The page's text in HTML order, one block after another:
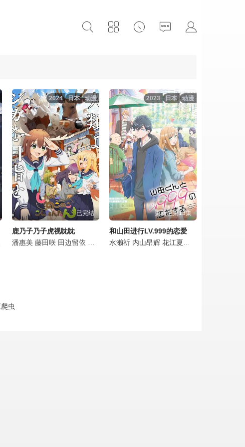
土屋李央 川口莉奈 寺泽百花 大森綺星 小林龙之 齐藤渚
沙织 钉宫理惠 Rie Kugimiya
峰田茉优 田中有纪 幸村惠理 北原沙弥香 和久井优 土屋李央
动漫
日本
2024
已完结
鹿乃子乃子虎视眈眈
潘惠美 藤田咲 田边留依 和泉风花 久保由利香 土屋李央
动漫
日本
2023
更新至第13集
和山田进行LV.999的恋爱
水濑祈 内山昂辉 花江夏树
虫